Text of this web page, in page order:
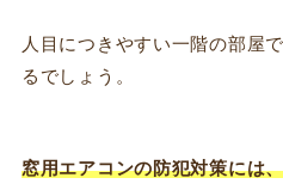
人目につきやすい一階の部屋
るでしょう。
窓用エアコンの防犯対策には